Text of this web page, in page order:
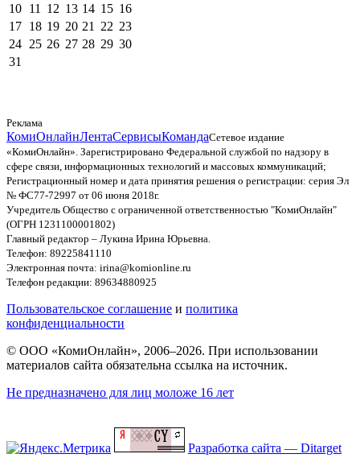
10 11 12 13 14 15 16
17 18 19 20 21 22 23
24 25 26 27 28 29 30
31
Реклама
КомиОнлайнЛентаСервисыКомандаСетевое издание
«КомиОнлайн». Зарегистрировано Федеральной службой по надзору в
сфере связи, информационных технологий и массовых коммуникаций;
Регистрационный номер и дата принятия решения о регистрации: серия Эл
№ ФС77-72997 от 06 июня 2018г.
Учредитель Общество с ограниченной ответственностью "КомиОнлайн"
(ОГРН 1231100001802)
Главный редактор – Лукина Ирина Юрьевна.
Телефон: 89225841110
Электронная почта: irina@komionline.ru
Телефон редакции: 89634880925
Пользовательское соглашение и политика
конфиденциальности
© ООО «КомиОнлайн», 2006–2026. При использовании
материалов сайта обязательна ссылка на источник.
Не предназначено для лиц моложе 16 лет
Разработка сайта — Ditarget